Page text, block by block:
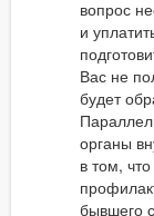
вопрос
и
Вас не
будет
органы
в том,
бывшего